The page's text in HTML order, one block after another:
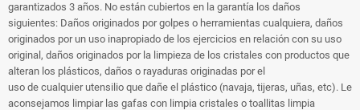
garantizados 3 años. No están cubiertos en la garantía los daños
siguientes: Daños originados por golpes o herramientas cualquiera, daños
originados por un uso inapropiado de los ejercicios en relación con su uso
original, daños originados por la limpieza de los cristales con productos que
alteran los plásticos, daños o rayaduras originadas por el
uso de cualquier utensilio que dañe el plástico (navaja, tijeras, uñas, etc). Le
aconsejamos limpiar las gafas con limpia cristales o toallitas limpia